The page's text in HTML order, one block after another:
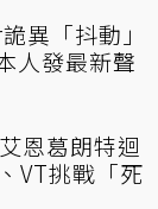
異「抖動」
人發最新聲
恩葛朗特迴
VT挑戰「死